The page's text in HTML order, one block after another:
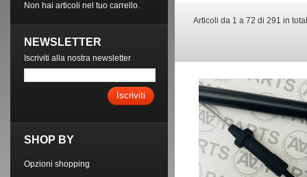
Articoli da 1 a 72 di 291 in
Non hai articoli nel tuo carrello.
NEWSLETTER
Iscriviti alla nostra newsletter
Iscriviti
SHOP BY
Opzioni shopping